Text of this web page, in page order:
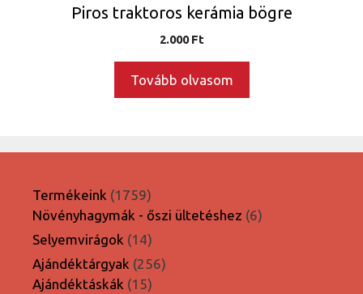
Piros traktoros kerámia bögre
2.000Ft
Tovább olvasom
Termékeink 17591759
termék
Növényhagymák - őszi ültetéshez 66
Selyemvirágok 1414
termék
Ajándéktárgyak 256256
Ajándéktáskák 1515